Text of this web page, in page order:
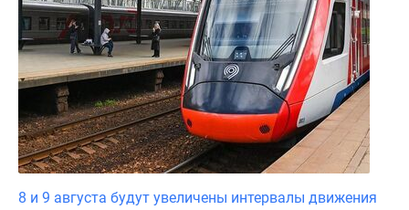
8 и 9 августа будут увеличены интервалы движения